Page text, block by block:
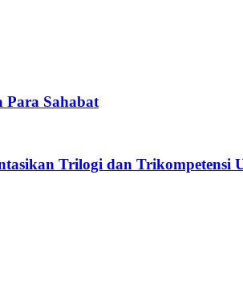
Para Sahabat
Trilogi dan Trikompetensi